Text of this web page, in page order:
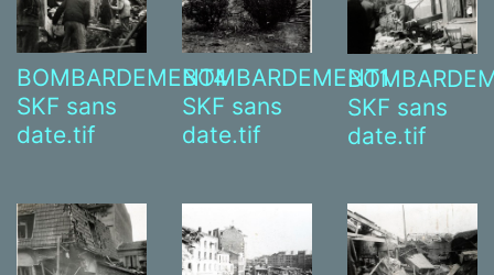
BOMBARDEMENT4
SKF sans
date.tif
BOMBARDEMENT1
SKF sans
date.tif
SKF sans
date.tif